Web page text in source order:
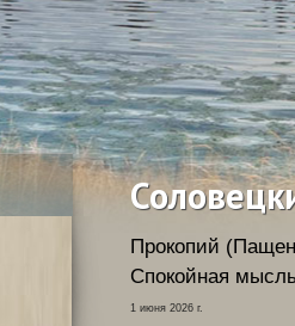
Прокопий
Спокойная
1 июня 2026 г.